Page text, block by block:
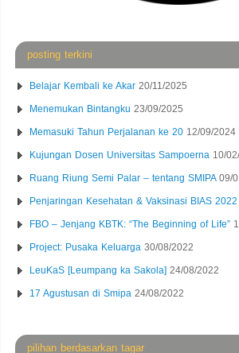
posting terkini
Belajar Kembali ke Akar 20/11/2025
Menemukan Bintangku 23/09/2025
Memasuki Tahun Perjalanan ke 20 12/09/2024
Kujungan Dosen Universitas Sampoerna 10/
Ruang Riung Semi Palar – tentang SMIPA 09/
Penjaringan Kesehatan & Vaksinasi BIAS 2022
FBO – Jenjang KBTK: “The Beginning of Life”
Project: Pusaka Keluarga 30/08/2022
LeuKaS [Leumpang ka Sakola] 24/08/2022
17 Agustusan di Smipa 24/08/2022
pilihan berdasarkan tagar